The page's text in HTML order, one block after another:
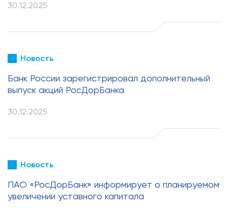
30.12.2025
Новость
Банк России зарегистрировал дополнительный
выпуск акций РосДорБанка
30.12.2025
Новость
ПАО «РосДорБанк» информирует о планируемом
увеличении уставного капитала